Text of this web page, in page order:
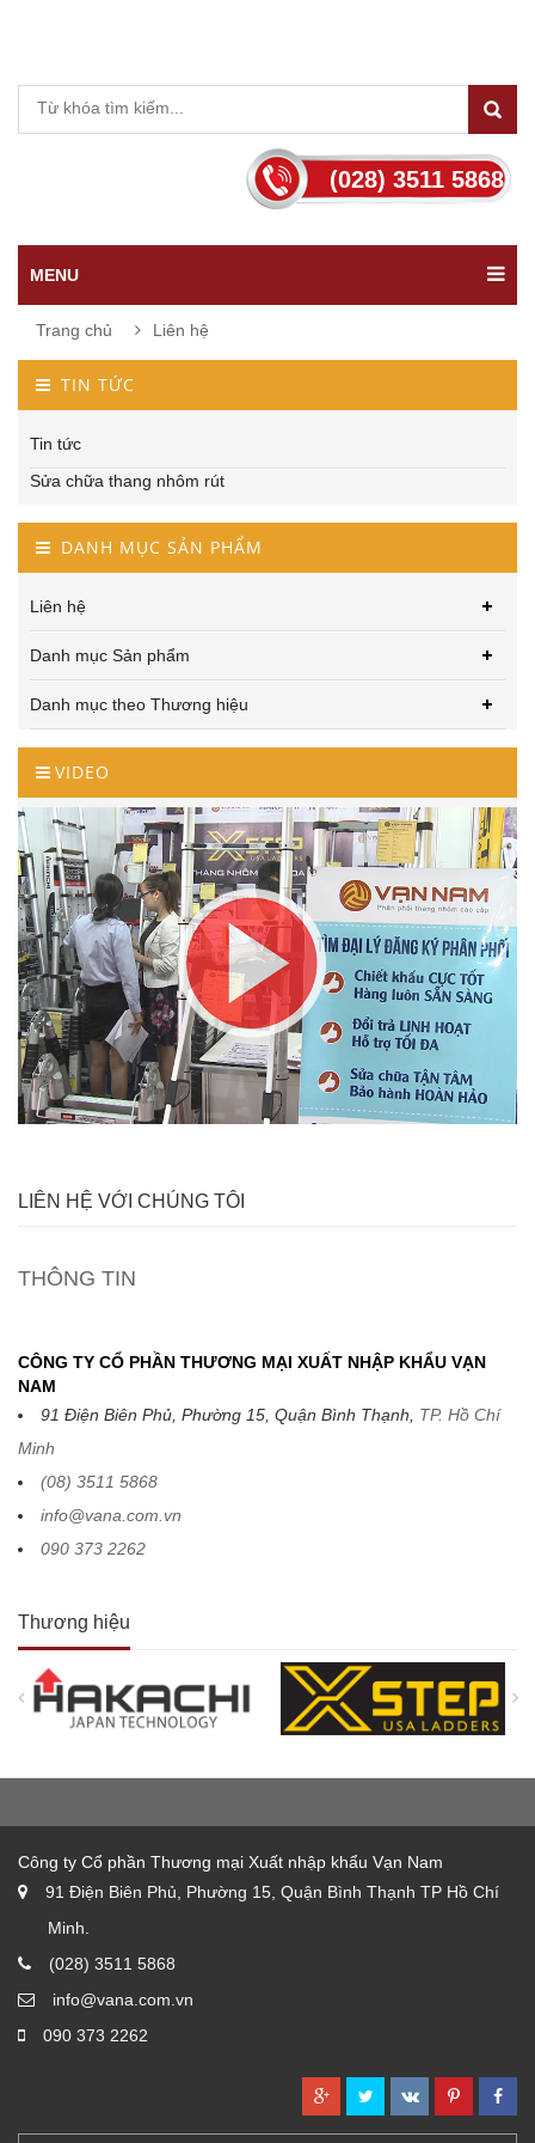
(028) 3511 5868
MENU
Trang chủ Liên hệ
TIN TỨC
Tin tức
Sửa chữa thang nhôm rút
DANH MỤC SẢN PHẨM
Liên hệ
Danh mục Sản phẩm
Danh mục theo Thương hiệu
VIDEO
LIÊN HỆ VỚI CHÚNG TÔI
THÔNG TIN
CÔNG TY CỔ PHẦN THƯƠNG MẠI XUẤT NHẬP KHẨU VẠN
NAM
91 Điện Biên Phủ, Phường 15, Quận Bình Thạnh,
TP. Hồ Chí
Minh
(08) 3511 5868
info@vana.com.vn
090 373 2262
Thương hiệu
Công ty Cổ phần Thương mại Xuất nhập khẩu Vạn Nam
91 Điện Biên Phủ, Phường 15, Quận Bình Thạnh TP Hồ Chí
Minh.
(028) 3511 5868
info@vana.com.vn
090 373 2262